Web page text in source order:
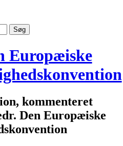
Europæiske
kommenteret
Den Europæiske